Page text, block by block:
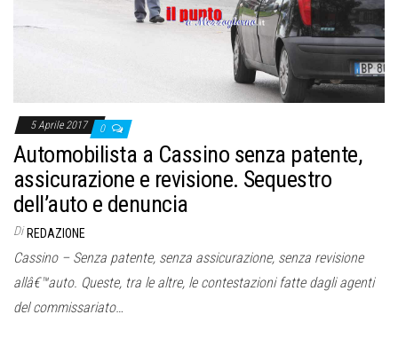
5 Aprile 2017 0
Automobilista a Cassino senza patente,
assicurazione e revisione. Sequestro
dell’auto e denuncia
Di REDAZIONE
Cassino – Senza patente, senza assicurazione, senza revisione
allâ€™auto. Queste, tra le altre, le contestazioni fatte dagli agenti
del commissariato…